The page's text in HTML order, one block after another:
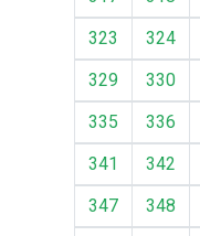
323
324
329
330
335
336
341
342
347
348